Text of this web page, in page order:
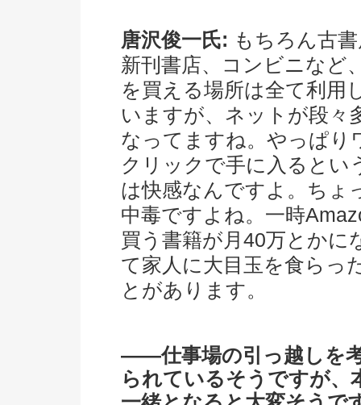
唐沢俊一氏: もちろん古
新刊書店、コンビニなど
を買える場所は全て利用
いますが、ネットが段々
なってますね。やっぱり
クリックで手に入るとい
は快感なんですよ。ちょ
中毒ですよね。一時
買う書籍が月40万とかに
て家人に大目玉を食らっ
とがあります。
――仕事場の引っ越しを
られているそうですが、